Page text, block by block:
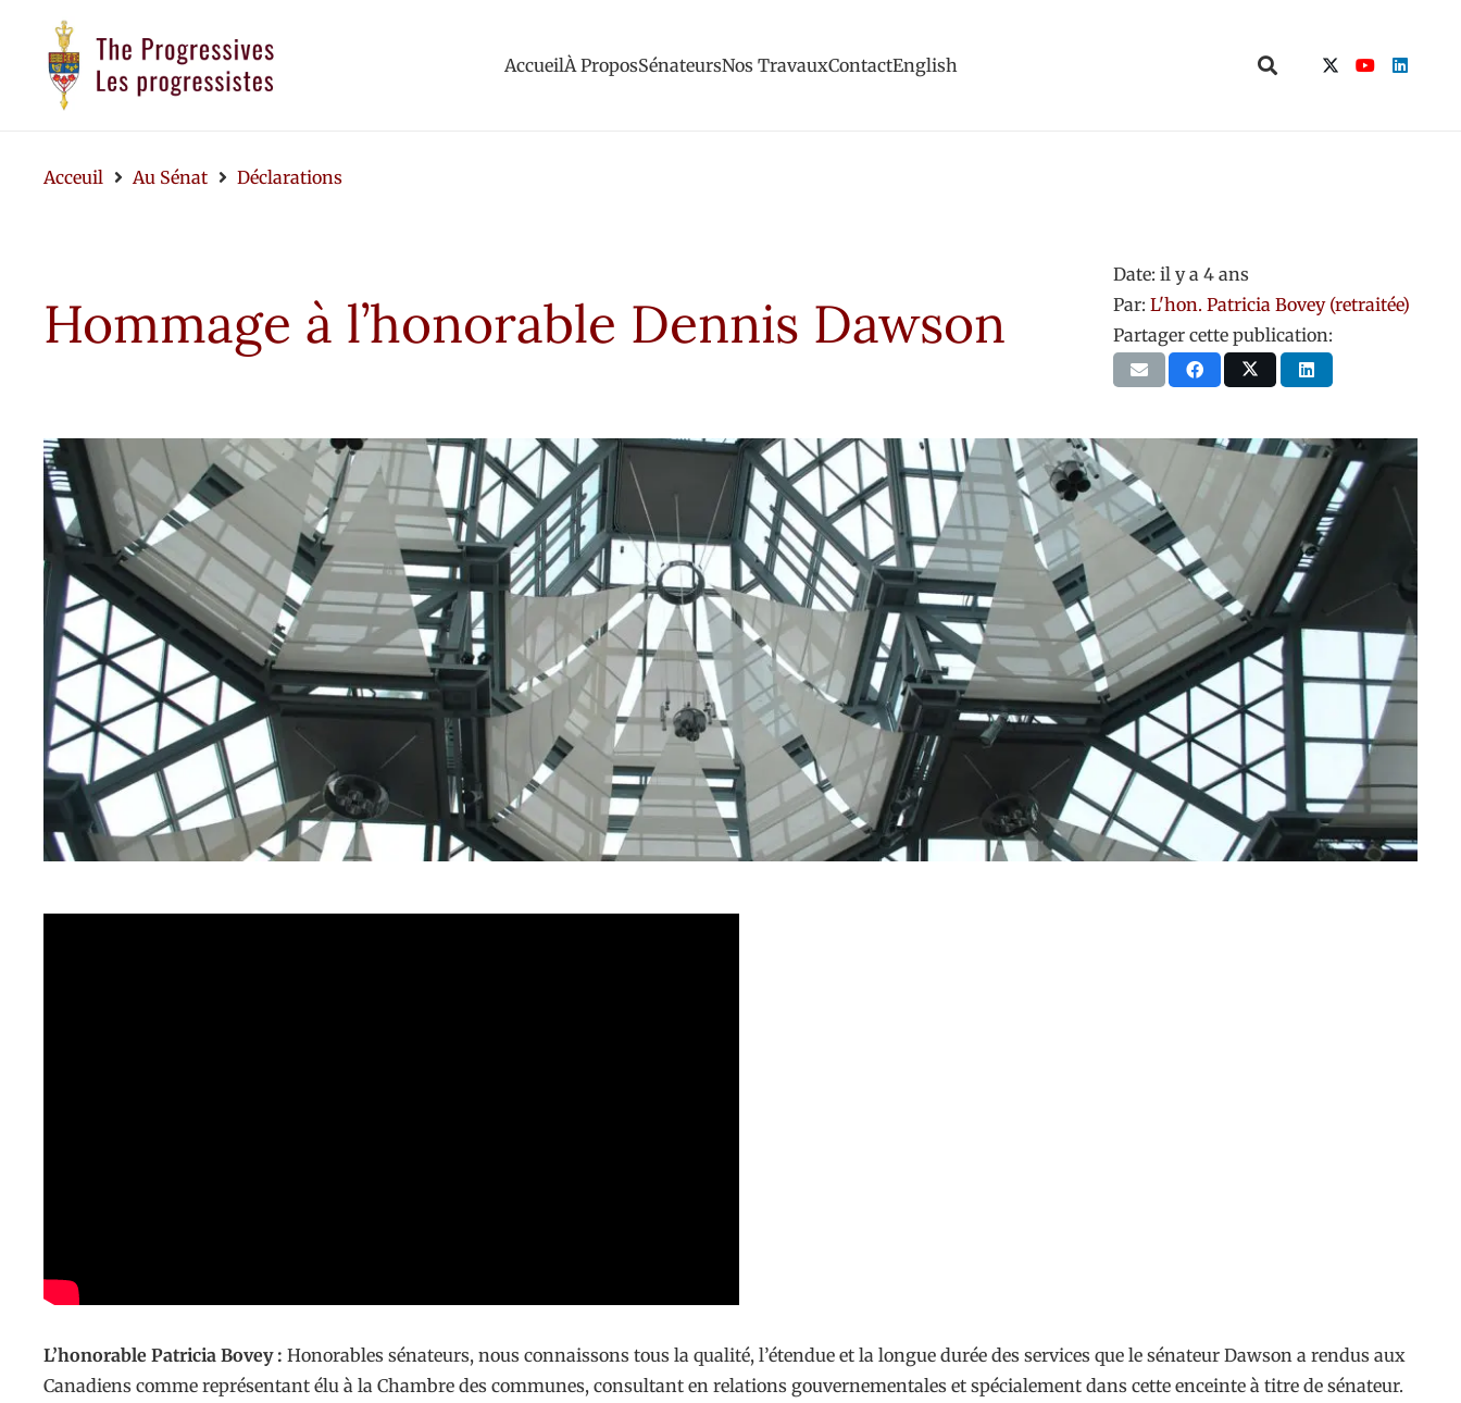
AccueilÀ ProposSénateursNos TravauxContactEnglish
Acceuil Au Sénat Déclarations
Hommage à l’honorable Dennis Dawson
Date: il y a 4 ans
Par: L'hon. Patricia Bovey (retraitée)
Partager cette publication:
L’honorable Patricia Bovey : Honorables sénateurs, nous connaissons tous la qualité, l’étendue et la longue durée des services que le sénateur Dawson a rendus aux
Canadiens comme représentant élu à la Chambre des communes, consultant en relations gouvernementales et spécialement dans cette enceinte à titre de sénateur.